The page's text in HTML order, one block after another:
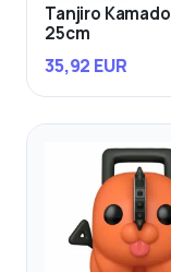
Tanjiro Kamado
25cm
35,92 EUR